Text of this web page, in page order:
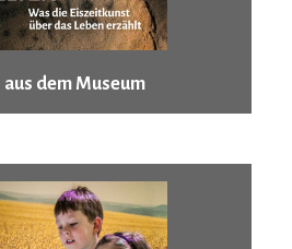
aus dem Museum